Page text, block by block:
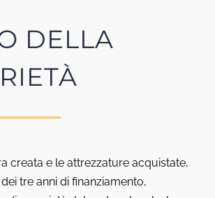
DELLA
creata e le attrezzature acquistate,
tre anni di finanziamento,